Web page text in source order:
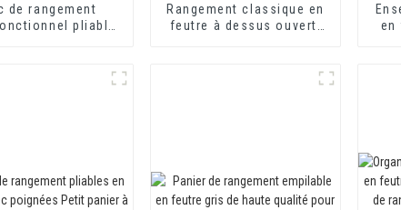
de rangement
pliable
Rangement classique en
feutre à dessus ouvert,
en